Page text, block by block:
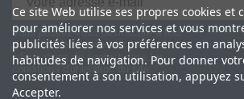
Ce site Web utilise ses propres cookies et
pour améliorer nos services et vous
publicités liées à vos préférences en
habitudes de navigation. Pour donner
consentement à son utilisation, appuyez
Accepter.
Vous pouvez vous désinscrire à tout
moment. Vous trouverez pour cela nos
informations de contact dans les
conditions d'utilisation du site.